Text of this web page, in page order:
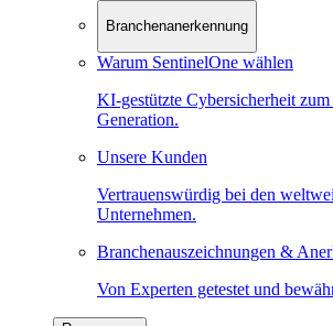
Branchenanerkennung
Warum SentinelOne wählen
KI-gestützte Cybersicherheit zum
Generation.
Unsere Kunden
Vertrauenswürdig bei den
Unternehmen.
Branchenauszeichnungen &
Von Experten getestet und